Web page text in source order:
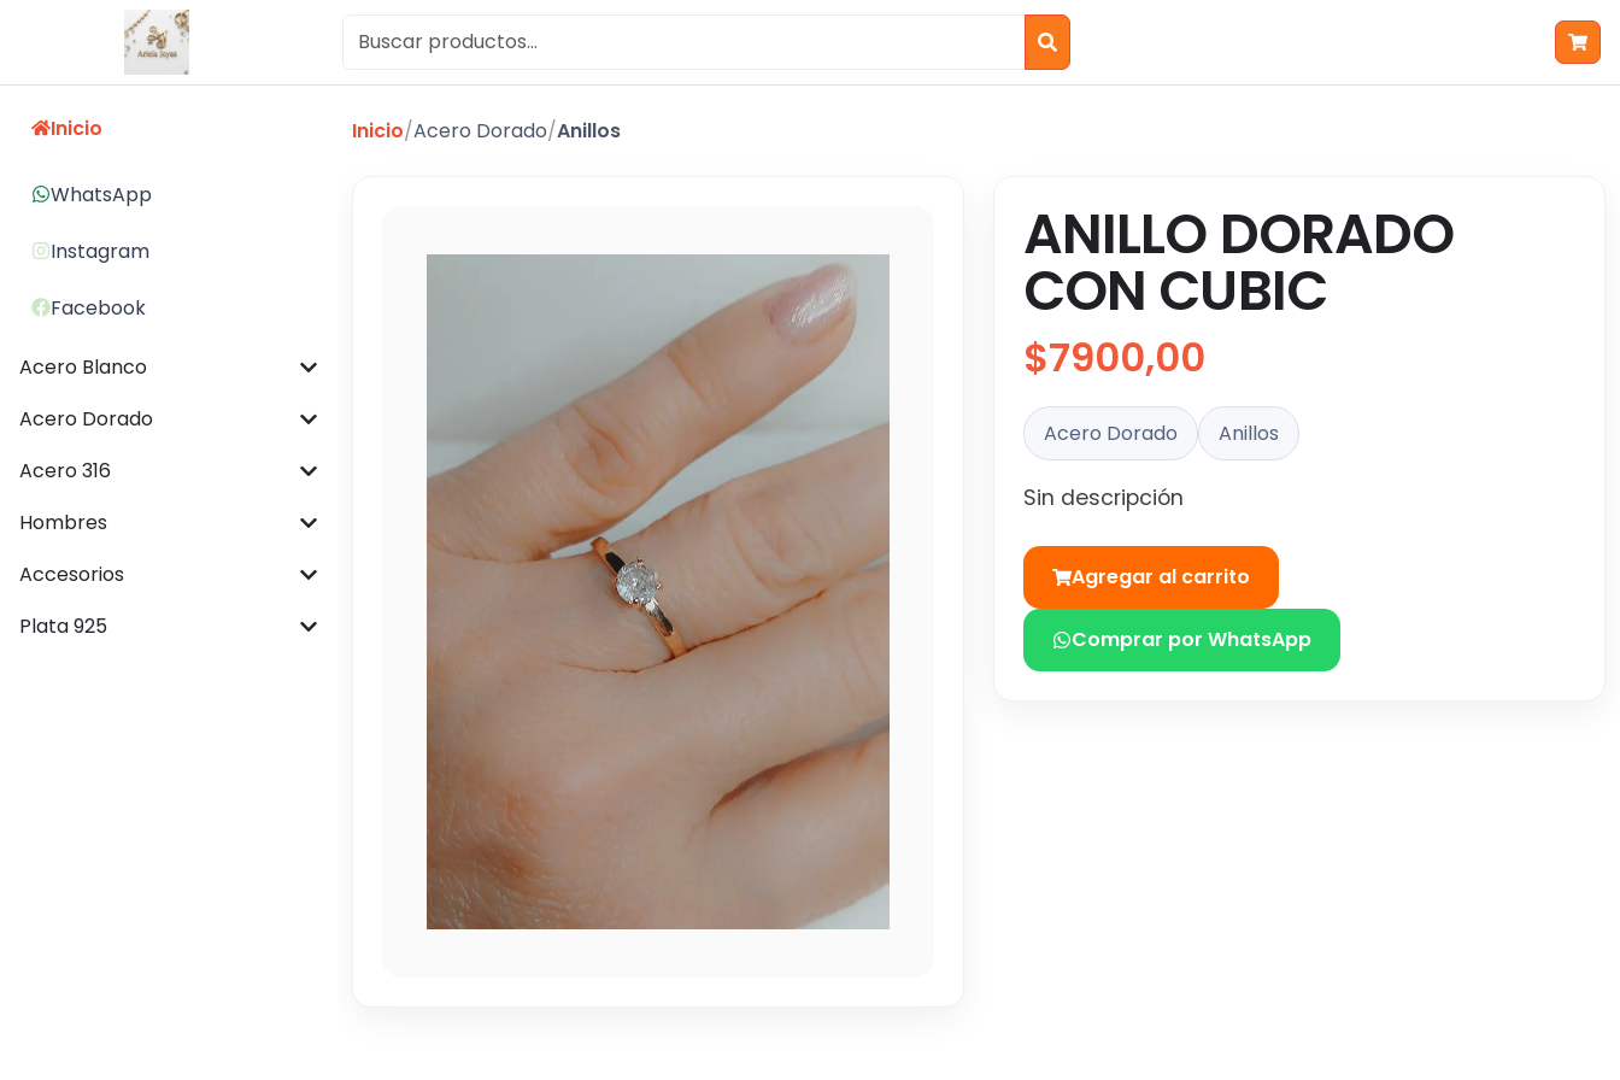
Inicio
WhatsApp
Instagram
Facebook
Acero Blanco
Acero Dorado
Acero 316
Hombres
Accesorios
Plata 925
Inicio/Acero Dorado/Anillos
ANILLO DORADO
CON CUBIC
$7900,00
Acero Dorado Anillos
Sin descripción
Agregar al carrito
Comprar por WhatsApp